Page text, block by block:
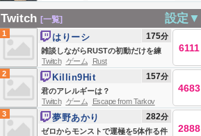
Twitch [一覧] 設定▼
1
雑談しながらRUSTの初動だけを練
習する
はりーシ 175分
6111
Twitch ゲーム
Rust
2
君のアレルギーは？
Killin9Hit 157分
4683
Twitch ゲーム
Escape from Tarkov
3
ゼロからモンストで運極を5体作る件
夢野あかり 282分
2888